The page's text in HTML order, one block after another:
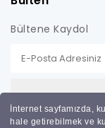
İnternet sayfamızda,
hale getirebilmek ve
Bültene Kaydol